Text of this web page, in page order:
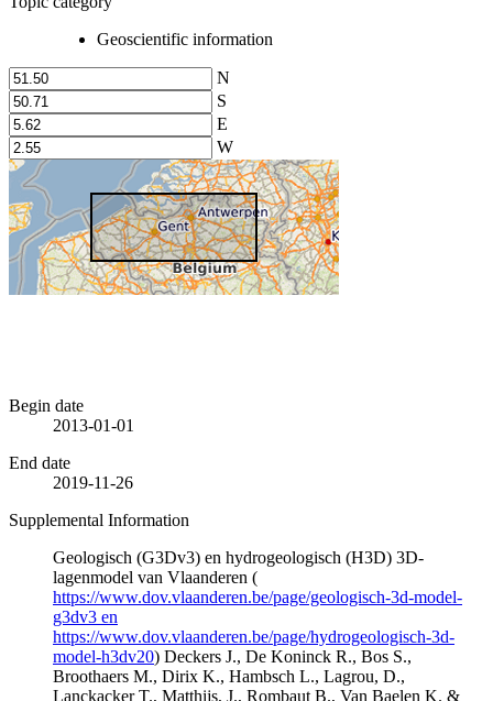
Geoscientific information
N
S
E
W
Begin date
2013-01-01
End date
2019-11-26
Supplemental Information
Geologisch (G3Dv3) en hydrogeologisch (H3D) 3D-
lagenmodel van Vlaanderen (
https://www.dov.vlaanderen.be/page/geologisch-3d-model-
g3dv3 en
https://www.dov.vlaanderen.be/page/hydrogeologisch-3d-
model-h3dv20) Deckers J., De Koninck R., Bos S.,
Broothaers M., Dirix K., Hambsch L., Lagrou, D.,
Lanckacker T., Matthijs, J., Rombaut B., Van Baelen K. &